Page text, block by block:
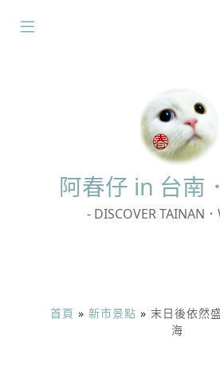
阿春仔 in 台南
- DISCOVER TAINAN
首頁 » 新市景點 » 末日後依然
海